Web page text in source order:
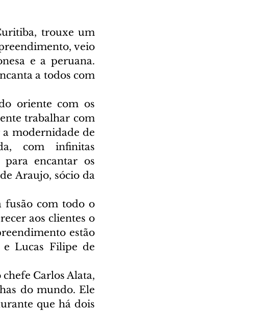
trouxe um
veio
e a peruana.
a todos com
oriente com os
trabalhar com
modernidade de
com infinitas
para encantar os
Araujo, sócio da
fusão com todo o
aos clientes o
estão
Lucas Filipe de
Carlos Alata,
do mundo. Ele
que há dois